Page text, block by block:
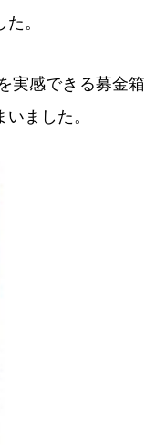
。
実感できる募金箱
ました。